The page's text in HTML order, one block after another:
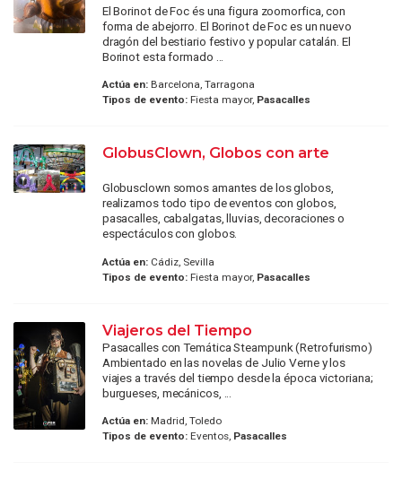
El Borinot de Foc és una figura zoomorfica, con
forma de abejorro. El Borinot de Foc es un nuevo
dragón del bestiario festivo y popular catalán. El
Borinot esta formado ...
Actúa en:Barcelona, Tarragona
Tipos de evento:Fiesta mayor, Pasacalles
GlobusClown, Globos con arte
Globusclown somos amantes de los globos,
realizamos todo tipo de eventos con globos,
pasacalles, cabalgatas, lluvias, decoraciones o
espectáculos con globos.
Actúa en:Cádiz, Sevilla
Tipos de evento:Fiesta mayor, Pasacalles
Viajeros del Tiempo
Pasacalles con Temática Steampunk (Retrofurismo)
Ambientado en las novelas de Julio Verne y los
viajes a través del tiempo desde la época victoriana;
burgueses, mecánicos, ...
Actúa en:Madrid, Toledo
Tipos de evento:Eventos, Pasacalles